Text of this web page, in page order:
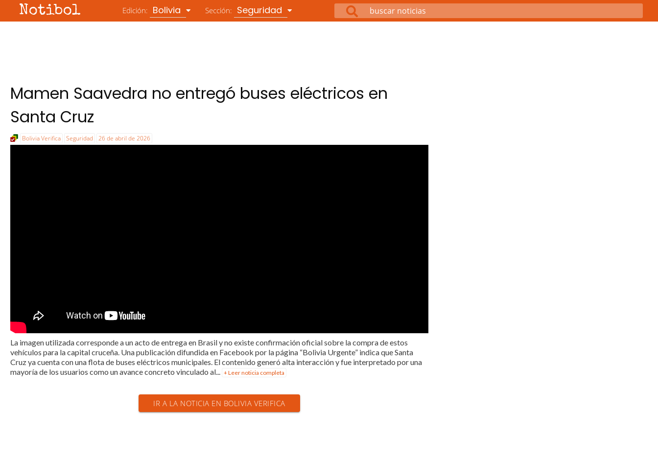
Notibol Edición: Bolivia Sección: Seguridad
Mamen Saavedra no entregó buses eléctricos en
Santa Cruz
Bolivia Verifica Seguridad 26 de abril de 2026
La imagen utilizada corresponde a un acto de entrega en Brasil y no existe confirmación oficial sobre la compra de estos
vehículos para la capital cruceña. Una publicación difundida en Facebook por la página “Bolivia Urgente” indica que Santa
Cruz ya cuenta con una flota de buses eléctricos municipales. El contenido generó alta interacción y fue interpretado por una
mayoría de los usuarios como un avance concreto vinculado al... + Leer noticia completa
IR A LA NOTICIA EN BOLIVIA VERIFICA